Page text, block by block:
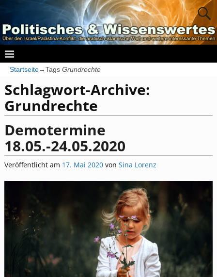
Startseite→Tags Grundrechte
Schlagwort-Archive:
Grundrechte
Demotermine
18.05.-24.05.2020
Veröffentlicht am 17. Mai 2020 von Sina Lorenz